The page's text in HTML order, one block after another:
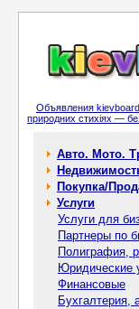
Объявления
природних стихіях —
Авто. Мото.
Покупка/
Услуги
Услуги для
Партнеры по
Полиграфия,
Юридические
Финансовые
Бухгалтерия,